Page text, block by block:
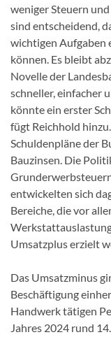
weniger Steuern
sind entscheidend,
wichtigen Aufgaben
können. Es bleibt
Novelle der
schneller, einfacher
könnte ein erster
fügt Reichhold
Schuldenpläne der
Bauzinsen. Die
entwickelten sich
Bereiche, die vor
Umsatzplus erzielt
Das Umsatzminus
Beschäftigung
Handwerk tätigen
Jahres 2024 rund